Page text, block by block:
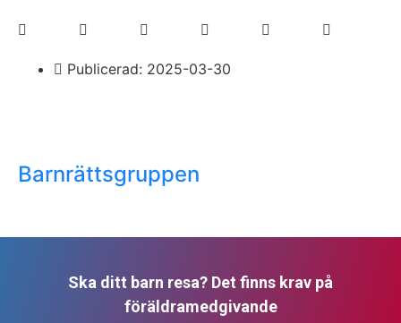
Publicerad: 2025-03-30
Barnrättsgruppen
Ska ditt barn resa? Det finns krav på
föräldramedgivande